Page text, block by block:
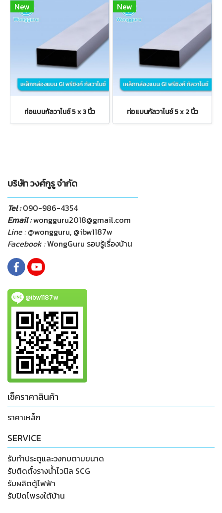
New
ท่อแบนกัลวาไนซ์ 5 x 3 นิ้ว
New
ท่อแบนกัลวาไนซ์ 5 x 2 นิ้ว
บริษัท วงศ์กูรู จำกัด
Tel :090-986-4354
Email :wongguru2018@gmail.com
Line :@wongguru, @ibw1187w
Facebook :WongGuru รอบรู้เรื่องบ้าน
@ibw1187w
เช็คราคาสินค้า
ราคาเหล็ก
SERVICE
รับทำประตูและวงกบตามขนาด
รับติดตั้งรางน้ำไวนิล SCG
รับผลิตตู้ไฟฟ้า
รับปิดโพรงใต้บ้าน